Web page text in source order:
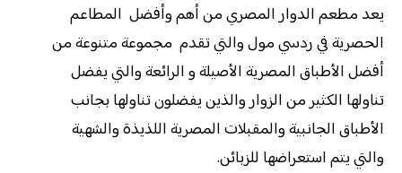
يعد مطعم الدوار المصري من أهم وأفضل المطاعم
الحصرية في ردسي مول والتي تقدم مجموعة متنوعة من
أفضل الأطباق المصرية الأصيلة و الرائعة والتي يفضل
تناولها الكثير من الزوار والذين يفضلون تناولها بجانب
الأطباق الجانبية والمقبلات المصرية اللذيذة والشهية
والتي يتم استعراضها للزبائن.